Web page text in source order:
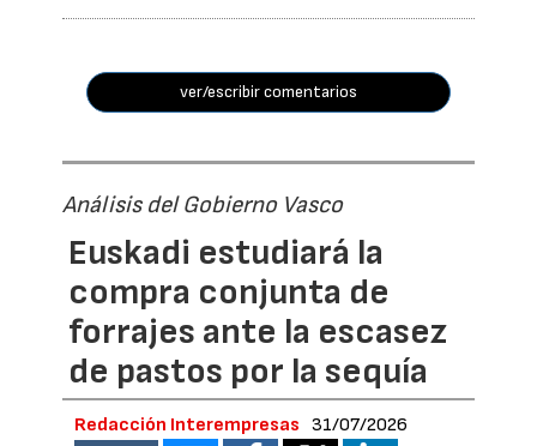
ver/escribir comentarios
Análisis del Gobierno Vasco
Euskadi estudiará la
compra conjunta de
forrajes ante la escasez
de pastos por la sequía
Redacción Interempresas 31/07/2026